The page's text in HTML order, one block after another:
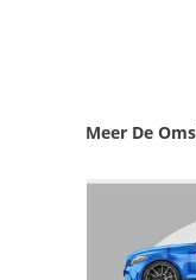
Meer De